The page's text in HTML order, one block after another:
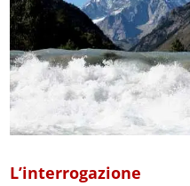
L’interrogazione